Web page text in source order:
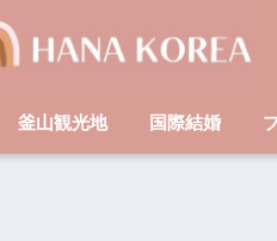
釜山観光地 国際結婚